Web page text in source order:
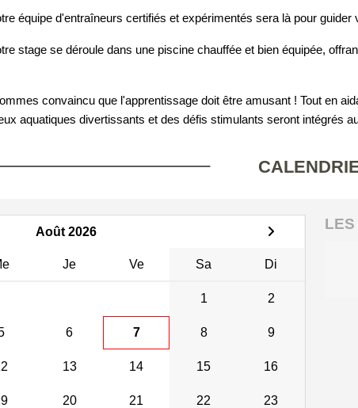
équipe d'entraîneurs certifiés et expérimentés sera là pour guider
stage se déroule dans une piscine chauffée et bien équipée,
convaincu que l'apprentissage doit être amusant ! Tout en
aquatiques divertissants et des défis stimulants seront intégrés
Août 2026
Je Ve Sa Di
1 2
6 7 8 9
13 14 15 16
20 21 22 23
LES